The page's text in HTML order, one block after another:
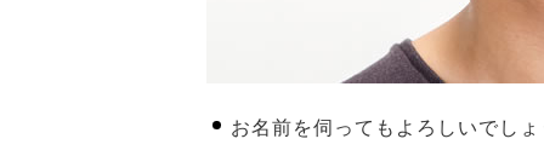
お名前を伺ってもよろしいでし